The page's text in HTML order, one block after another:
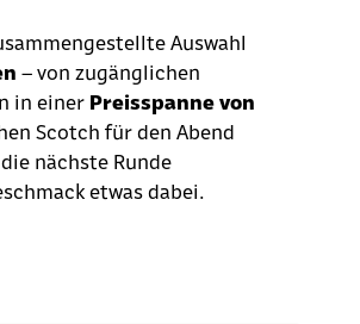
Auswahl
– von zugänglichen
in einer Preisspanne von
Scotch für den Abend
nächste Runde
etwas dabei.